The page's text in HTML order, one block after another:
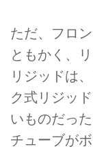
ただ、フロ
ともかく、
リジッドは
ク式リジッ
いものだっ
チューブが